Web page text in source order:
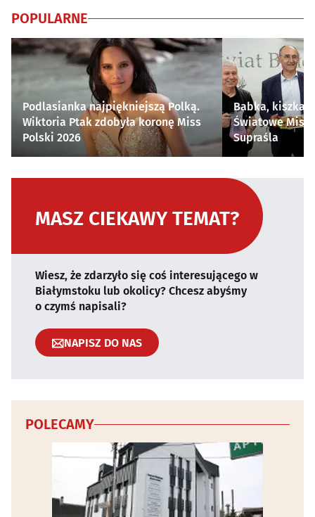
POPULARNE
Podlasianka najpiękniejszą Polką.
Wiktoria Ptak zdobyła koronę Miss
Polski 2026
Babka, kiszka i
Światowe
Supraśla
MASZ CIEKAWY TEMAT?
Wiesz, że zdarzyło się coś interesującego w
Białymstoku lub okolicy? Chcesz abyśmy
o czymś napisali?
NAPISZ DO NAS
POLECAMY